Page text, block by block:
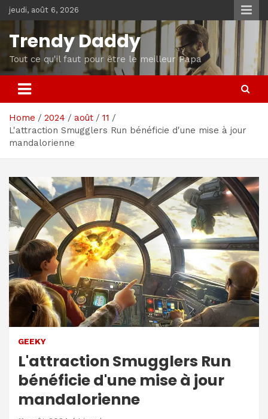
Skip
to
content
jeudi, août 6, 2026
Trendy Daddy
Tout ce qu'il faut pour être le meilleur Papa
Home 2024 août
11
L'attraction Smugglers Run bénéficie d'une mise à jour
mandalorienne
GEEKY
L'attraction Smugglers Run
bénéficie d'une mise à jour
mandalorienne